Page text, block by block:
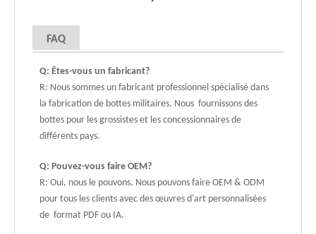
FAQ
Q: Êtes-vous un fabricant?
R: Nous sommes un fabricant professionnel spécialisé dans
la fabrication de bottes militaires. Nous fournissons des
bottes pour les grossistes et les concessionnaires de
différents pays.
Q: Pouvez-vous faire OEM?
R: Oui, nous le pouvons. Nous pouvons faire OEM & ODM
pour tous les clients avec des œuvres d'art personnalisées
de format PDF ou IA.